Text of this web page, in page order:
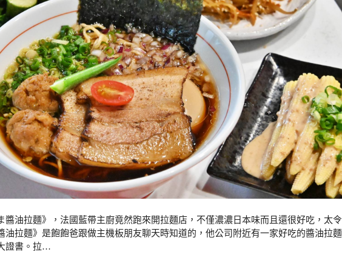
醬油拉麵》，法國藍帶主廚竟然跑來開拉麵店，不僅濃濃日本味而且還很好吃，太令
油拉麵》是飽飽爸跟做主機板朋友聊天時知道的，他公司附近有一家好吃的醬油拉麵
證書。拉…